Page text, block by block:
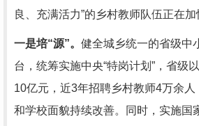
良、充满活力”的乡村教师队伍正在加
一是培“源”。 健全城乡统一的省级中
台，统筹实施中央“特岗计划”，省级
10亿元，近3年招聘乡村教师4万余
和学校面貌持续改善。同时，实施国